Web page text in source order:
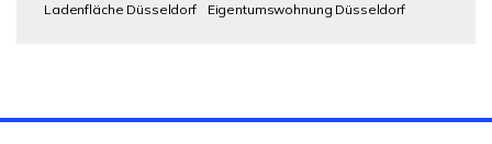
Ladenfläche Düsseldorf
Eigentumswohnung Düsseldorf